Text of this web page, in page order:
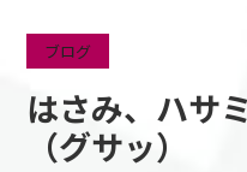
ブログ
はさみ、ハサ
（グサッ）